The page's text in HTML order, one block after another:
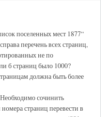
поселенных мест 1877“
перечень всех страниц,
не по
б страниц было 1000?
должна быть более
сочинить
страниц перевести в